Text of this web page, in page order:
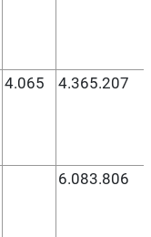
4.065 4.365.207
6.083.806